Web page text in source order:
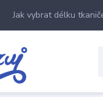
Jak vybrat délku